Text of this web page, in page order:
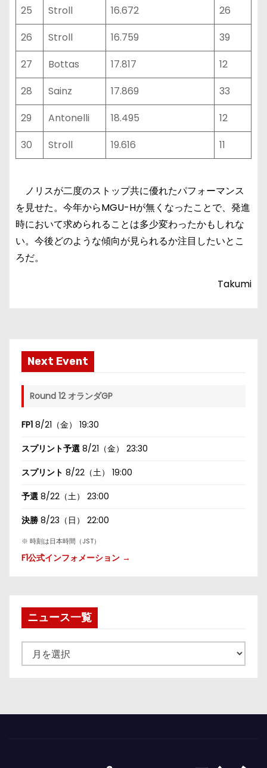
25 Stroll 16.672
26
26
Stroll 16.759
39
27
Bottas 17.817
12
28
Sainz 17.869
33
29
Antonelli 18.495
12
30
Stroll 19.616 11
ノリスが二度のストップ共に優れたパフォーマンス
を見せた。今年からMGU-Hが無くなったことで、発進
時において求められることは多少変わったかもしれな
い。今後どのような傾向が見られるか注目したいとこ
ろだ。
Takumi
Next Event
Round 12 オランダGP
FP1 8/21（金） 19:30
スプリント予選 8/21（金） 23:30
スプリント 8/22（土） 19:00
予選 8/22（土） 23:00
決勝 8/23（日） 22:00
※ 時刻は日本時間（JST）
F1公式インフォメーション →
ニュース一覧
ュ
一